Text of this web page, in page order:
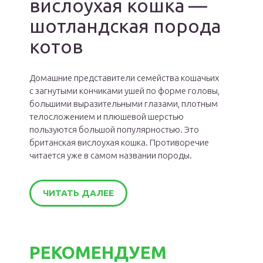
вислоухая кошка —
шотландская порода
котов
Домашние представители семейства кошачьих
с загнутыми кончиками ушей по форме головы,
большими выразительными глазами, плотным
телосложением и плюшевой шерстью
пользуются большой популярностью. Это
британская вислоухая кошка. Противоречие
читается уже в самом названии породы.
ЧИТАТЬ ДАЛЕЕ
РЕКОМЕНДУЕМ